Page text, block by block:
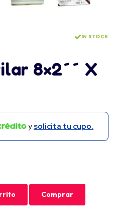
IN STOCK
8×2´´ X
y solicita tu cupo.
Comprar